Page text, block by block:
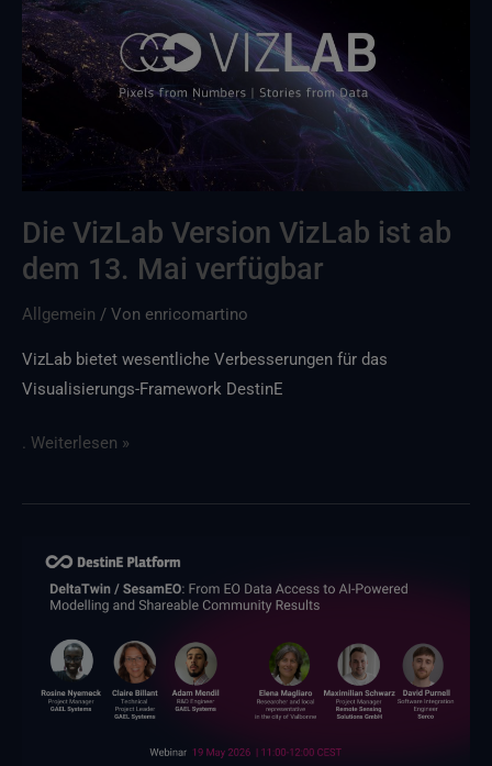
Die VizLab Version VizLab ist ab
dem 13. Mai verfügbar
Allgemein / Von enricomartino
VizLab bietet wesentliche Verbesserungen für das
Visualisierungs-Framework DestinE
ist
ab
dem
13.
Mai
verfügbar
. Weiterlesen »
kommenden
Webinar